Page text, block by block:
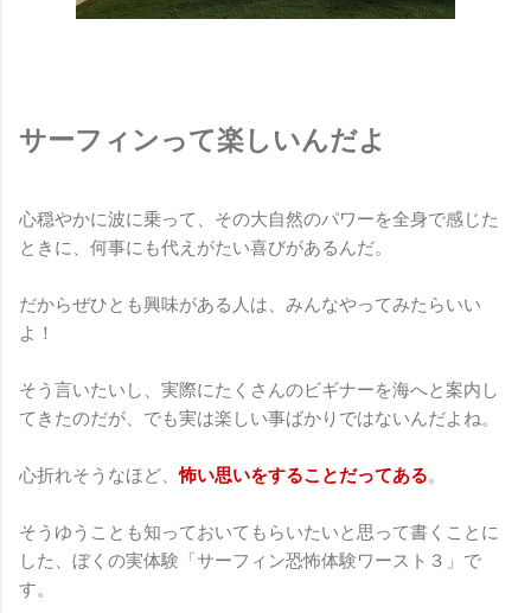
サーフィンって楽しいんだよ
心穏やかに波に乗って、その大自然のパワーを全身で感じた
ときに、何事にも代えがたい喜びがあるんだ。
だからぜひとも興味がある人は、みんなやってみたらいい
よ！
そう言いたいし、実際にたくさんのビギナーを海へと案内し
てきたのだが、でも実は楽しい事ばかりではないんだよね。
心折れそうなほど、怖い思いをすることだってある。
そうゆうことも知っておいてもらいたいと思って書くことに
した、ぼくの実体験「サーフィン恐怖体験ワースト３」で
す。